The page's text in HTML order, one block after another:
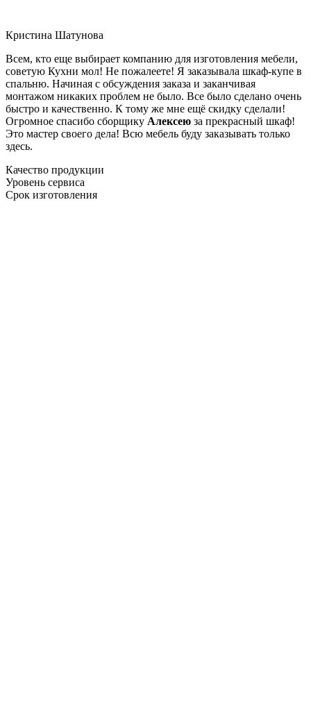
Кристина Шатунова
Всем, кто еще выбирает компанию для изготовления мебели,
советую Кухни мол! Не пожалеете! Я заказывала шкаф-купе в
спальню. Начиная с обсуждения заказа и заканчивая
монтажом никаких проблем не было. Все было сделано очень
быстро и качественно. К тому же мне ещё скидку сделали!
Огромное спасибо сборщику Алексею за прекрасный шкаф!
Это мастер своего дела! Всю мебель буду заказывать только
здесь.
Качество продукции
Уровень сервиса
Срок изготовления